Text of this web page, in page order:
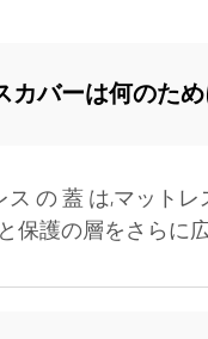
カバーは何のた
ス の 蓋 は,マット
保護の層をさらに